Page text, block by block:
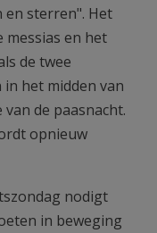
en sterren". Het
messias en het
de twee
het midden van
de paasnacht.
opnieuw
nodigt
in beweging